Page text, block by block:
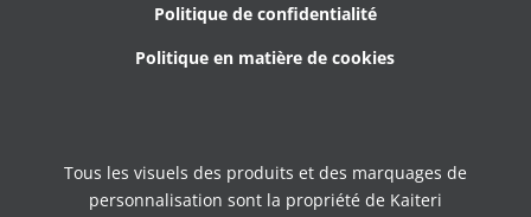
Politique de confidentialité
Politique en matière de cookies
Tous les visuels des produits et des marquages de
personnalisation sont la propriété de Kaiteri